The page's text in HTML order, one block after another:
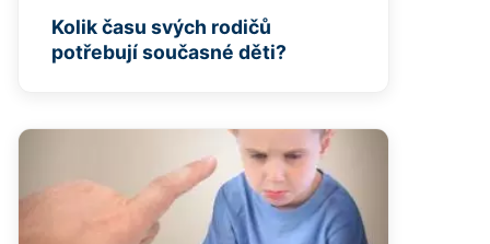
Kolik času svých rodičů
potřebují současné děti?